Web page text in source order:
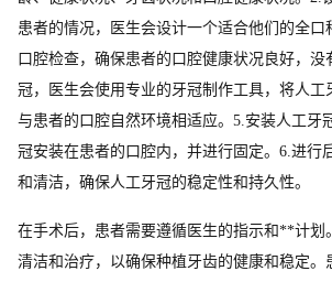
患者的情况，医生会设计一个适合他们的全口
口腔检查，确保患者的口腔健康状况良好，没
冠，医生会使用专业的牙冠制作工具，将人工
与患者的口腔自然环境相适应。5.安装人工牙
冠安装在患者的口腔内，并进行固定。6.进行
和清洁，确保人工牙冠的稳定性和持久性。
在手术后，患者需要遵循医生的指示和**计划
清洁和治疗，以确保种植牙齿的健康和稳定。